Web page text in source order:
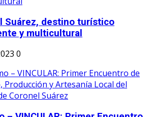
Suárez, destino turístico
y multicultural
0